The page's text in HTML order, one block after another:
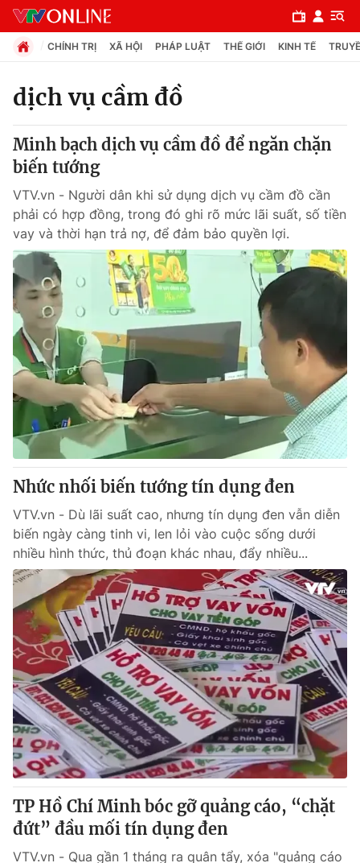
Chuyên mục
Chính trị
Xã hội
Pháp luật
Y tế
Thế giới
Tin tức
Thế giới đó đây
Câu chuyện quốc tế
Kinh tế
Tài chính
Thị trường
Góc doanh nghiệp
Dữ liệu và đời sống
Truyền hình
Phim VTV
Hậu trường
Nhân vật
Khán giả
Giải sao mai
Giải trí
Điện ảnh
Âm nhạc
Sao
Đời sống
Du lịch
Làm đẹp
Chất lượng cuộc sống
Giáo dục
Tuyển sinh
Học trực tuyến
Công nghệ
Hitech Công nghệ tương lai
Sản phẩm
Thị trường
Tư vấn
Giao lưu trực tuyến
Lịch phát sóng
Chuyên mục khác
Emagazine Podcast
CHÍNH TRỊ XÃ HỘI PHÁP LUẬT THẾ GIỚI KINH TẾ
dịch vụ cầm đồ
Minh bạch dịch vụ cầm đồ để ngăn chặn
biến tướng
VTV.vn - Người dân khi sử dụng dịch vụ cầm đồ cần
phải có hợp đồng, trong đó ghi rõ mức lãi suất, số tiền
vay và thời hạn trả nợ, để đảm bảo quyền lợi.
Nhức nhối biến tướng tín dụng đen
VTV.vn - Dù lãi suất cao, nhưng tín dụng đen vẫn diễn
biến ngày càng tinh vi, len lỏi vào cuộc sống dưới
nhiều hình thức, thủ đoạn khác nhau, đẩy nhiều...
TP Hồ Chí Minh bóc gỡ quảng cáo, “chặt
đứt” đầu mối tín dụng đen
VTV.vn - Qua gần 1 tháng ra quân tẩy, xóa "quảng cáo